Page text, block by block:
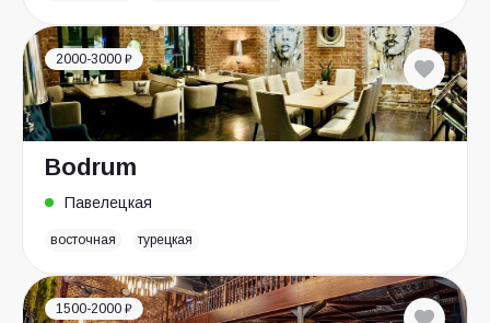
2000-3000 ₽
Bodrum
Павелецкая
восточная турецкая
1500-2000 ₽